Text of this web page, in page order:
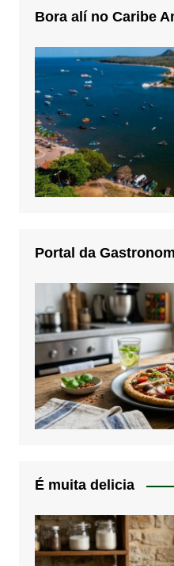
Bora alí no Caribe
Portal da
É muita delicia